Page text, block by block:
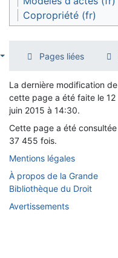
Copropriété (fr)
Pages liées
La dernière modification de
cette page a été faite le 12
juin 2015 à 14:30.
Cette page a été consultée
37 455 fois.
Mentions légales
À propos de la Grande
Bibliothèque du Droit
Avertissements